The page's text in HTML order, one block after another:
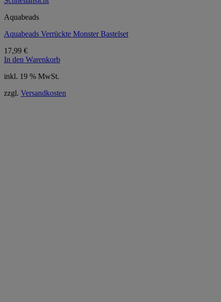
Aquabeads
Aquabeads Verrückte Monster Bastelset
17,99 €
In den Warenkorb
inkl. 19 % MwSt.
zzgl. Versandkosten